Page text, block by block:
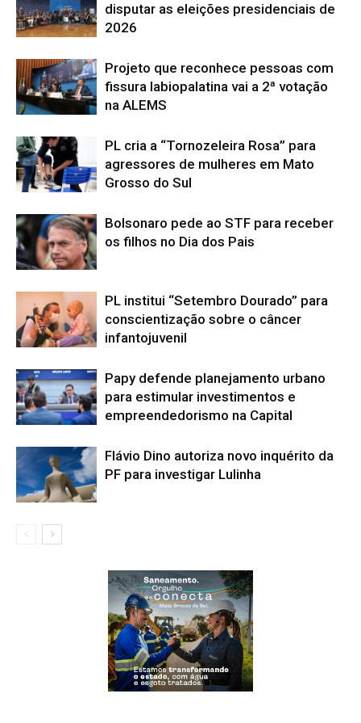
disputar as eleições presidenciais de
2026
Projeto que reconhece pessoas com
fissura labiopalatina vai a 2ª votação
na ALEMS
PL cria a “Tornozeleira Rosa” para
agressores de mulheres em Mato
Grosso do Sul
Bolsonaro pede ao STF para receber
os filhos no Dia dos Pais
PL institui “Setembro Dourado” para
conscientização sobre o câncer
infantojuvenil
Papy defende planejamento urbano
para estimular investimentos e
empreendedorismo na Capital
Flávio Dino autoriza novo inquérito da
PF para investigar Lulinha